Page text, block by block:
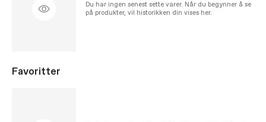
Du har ingen senest sette varer. Når du begynner å se
på produkter, vil historikken din vises her.
Favoritter